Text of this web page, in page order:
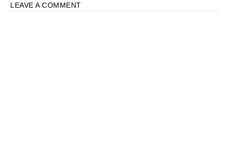
LEAVE A COMMENT